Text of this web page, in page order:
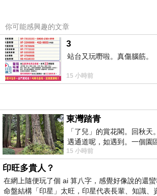
版主回應
午安安
2026-06-29 11:22:50
旅人
謝赏红楼長長的餓、苦酒及紅樓夢
並回應美诗
晚安安
版主回應
午安安
2026-06-28 14:35:02
你可能感興趣的文章
3
站台又玩嘢啦。真傷腦筋。
15 小時前
東灣踏青
「了兒」的賞花閣。回秋
遇通道呢，如遇到。一個園
細賞。
15 小時前
印旺多貴人？
在網上隨便玩了個 ai 算八字，感覺好像說的還
命盤結構「印星」太旺，印星代表長輩、知識